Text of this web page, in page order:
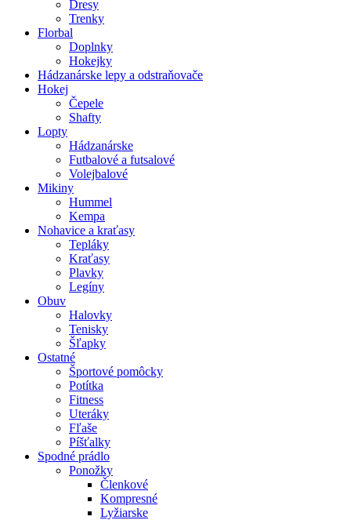
Dresy
Trenky
Florbal
Doplnky
Hokejky
Hádzanárske lepy a odstraňovače
Hokej
Čepele
Shafty
Lopty
Hádzanárske
Futbalové a futsalové
Volejbalové
Mikiny
Hummel
Kempa
Nohavice a kraťasy
Tepláky
Kraťasy
Plavky
Legíny
Obuv
Halovky
Tenisky
Šľapky
Ostatné
Športové pomôcky
Potítka
Fitness
Uteráky
Fľaše
Píšťalky
Spodné prádlo
Ponožky
Členkové
Kompresné
Lyžiarske